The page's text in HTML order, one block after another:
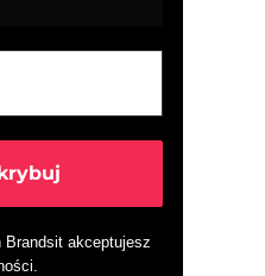
akceptujesz